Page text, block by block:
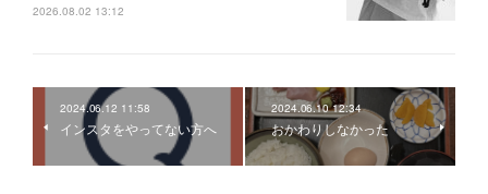
2026.08.02 13:12
2024.06.12 11:58
インスタをやってない方へ
2024.06.10 12:34
おかわりしなかった